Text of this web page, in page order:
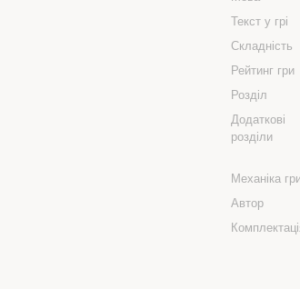
Текст у грі
Складність
Рейтинг гри
Розділ
Додаткові
розділи
Механіка
Автор